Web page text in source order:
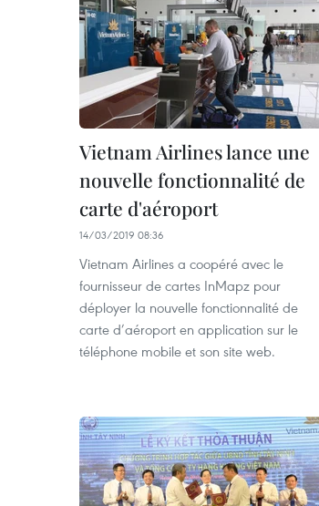
Vietnam Airlines lance une
nouvelle fonctionnalité de
carte d'aéroport
14/03/2019 08:36
Vietnam Airlines a coopéré avec le
fournisseur de cartes InMapz pour
déployer la nouvelle fonctionnalité de
carte d’aéroport en application sur le
téléphone mobile et son site web.